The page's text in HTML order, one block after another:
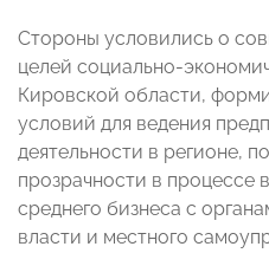
Стороны условились о
целей социально-
Кировской области,
условий для ведения
деятельности в регионе,
прозрачности в процессе
среднего бизнеса с
власти и местного